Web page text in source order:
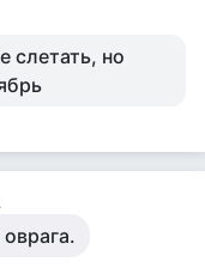
слетать, но
)